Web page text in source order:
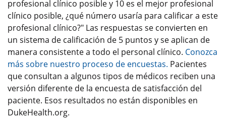
profesional clínico posible y 10 es el mejor profesional
clínico posible, ¿qué número usaría para calificar a este
profesional clínico?" Las respuestas se convierten en
un sistema de calificación de 5 puntos y se aplican de
manera consistente a todo el personal clínico. Conozca
más sobre nuestro proceso de encuestas. Pacientes
que consultan a algunos tipos de médicos reciben una
versión diferente de la encuesta de satisfacción del
paciente. Esos resultados no están disponibles en
DukeHealth.org.